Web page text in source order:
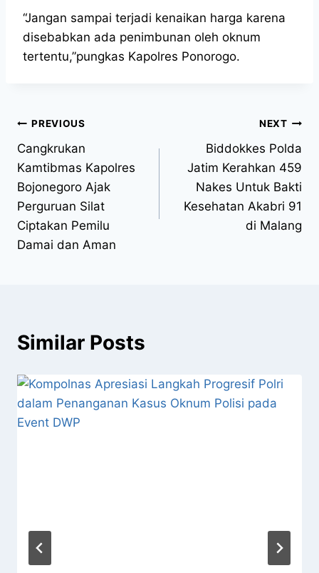
“Jangan sampai terjadi kenaikan harga karena
disebabkan ada penimbunan oleh oknum
tertentu,”pungkas Kapolres Ponorogo.
PREVIOUS
Cangkrukan
Kamtibmas Kapolres
Bojonegoro Ajak
Perguruan Silat
Ciptakan Pemilu
Damai dan Aman
NEXT
Biddokkes Polda
Jatim Kerahkan 459
Nakes Untuk Bakti
Kesehatan Akabri 91
di Malang
Similar Posts